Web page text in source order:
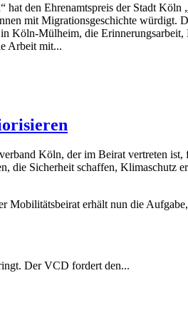
den Ehrenamtspreis der Stadt Köln
mit Migrationsgeschichte würdigt.
Köln-Mülheim, die
Arbeit mit...
Köln, der im Beirat vertreten ist,
Sicherheit schaffen, Klimaschutz
Mobilitätsbeirat erhält nun die
Der VCD fordert den...